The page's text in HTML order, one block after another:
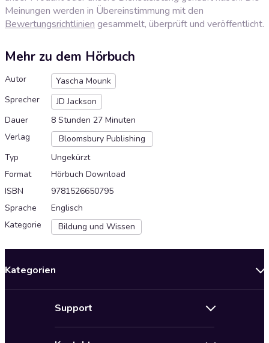
Meinungen werden in Übereinstimmung mit den
Bewertungsrichtlinien gesammelt, überprüft und veröffentlicht.
Mehr zu dem Hörbuch
Autor
Yascha Mounk
Sprecher
JD Jackson
Dauer
8 Stunden 27 Minuten
Verlag
Bloomsbury Publishing
Typ
Ungekürzt
Format
Hörbuch Download
ISBN
9781526650795
Sprache
Englisch
Kategorie
Bildung und Wissen
Kategorien
Support